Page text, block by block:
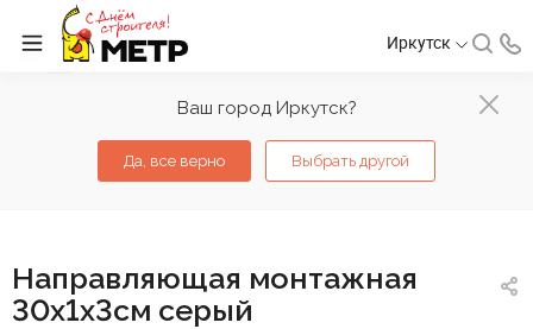
Ваш город Иркутск?
Да, все верно Выбрать другой
Иркутск
Направляющая монтажная
30х1х3см серый